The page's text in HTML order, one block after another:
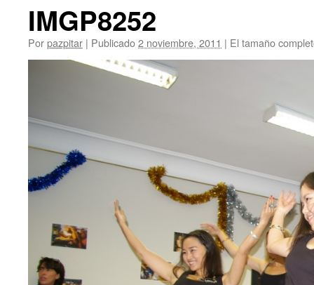
IMGP8252
Porpazpitar | Publicado2 noviembre, 2011 | El tamaño